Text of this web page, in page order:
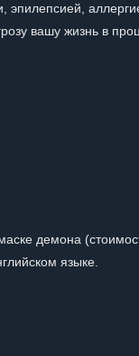
эпилепсией,
вашу жизнь в
демона
языке.